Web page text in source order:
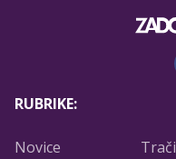
RUBRIKE:
Novice Trači